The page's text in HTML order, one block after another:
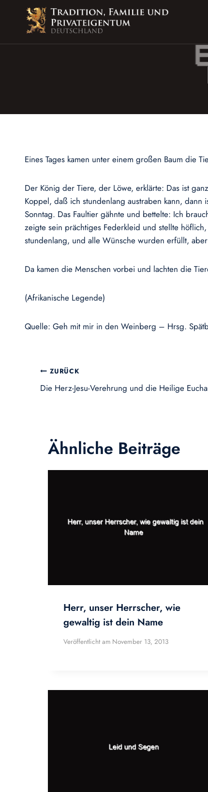
springen
Eines Tages kamen unter einem großen Baum die
Der König der Tiere, der Löwe, erklärte: Das ist
Koppel, daß ich stundenlang austraben kann,
Sonntag. Das Faultier gähnte und bettelte: Ich
zeigte sein prächtiges Federkleid und stellte
stundenlang, und alle Wünsche wurden erfüllt,
Da kamen die Menschen vorbei und lachten die
(Afrikanische Legende)
Quelle: Geh mit mir in den Weinberg – Hrsg.
Beitragsnavigation
ZURÜCK
Die Herz-Jesu-Verehrung und die Heilige
Ähnliche Beiträge
Herr, unser Herrscher, wie
gewaltig ist dein Name
Veröffentlicht am November 13, 2013